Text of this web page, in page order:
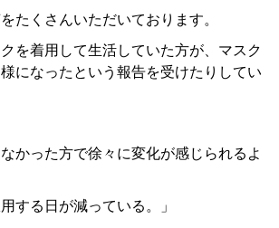
たくさんいただいております。
を着用して生活していた方が、マスク
になったという報告を受けたりしてい
かった方で徐々に変化が感じられるよ
する日が減っている。」